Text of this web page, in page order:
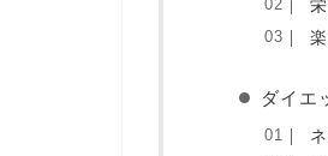
ダイエ